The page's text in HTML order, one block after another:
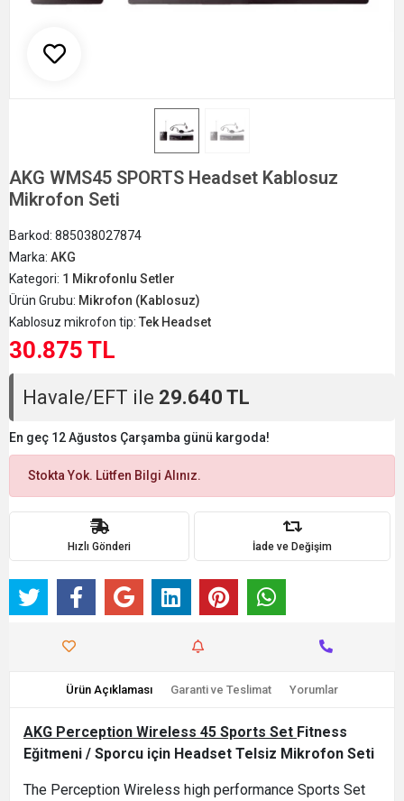
AKG WMS45 SPORTS Headset Kablosuz
Mikrofon Seti
Barkod: 885038027874
Marka: AKG
Kategori: 1 Mikrofonlu Setler
Ürün Grubu: Mikrofon (Kablosuz)
Kablosuz mikrofon tip: Tek Headset
30.875 TL
Havale/EFT ile 29.640 TL
En geç 12 Ağustos Çarşamba günü kargoda!
Stokta Yok. Lütfen Bilgi Alınız.
Hızlı Gönderi İade ve Değişim
Ürün Açıklaması Garanti ve Teslimat Yorumlar
AKG Perception Wireless 45 Sports Set Fitness
Eğitmeni / Sporcu için Headset Telsiz Mikrofon Seti
The Perception Wireless high performance Sports Set